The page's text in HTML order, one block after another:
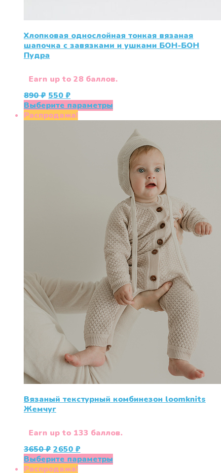
Хлопковая однослойная тонкая вязаная
шапочка с завязками и ушками БОН-БОН
Пудра
Earn up to 28 баллов.
890₽ Первоначальная
цена
составляла
550₽Текущая
цена:
550 ₽.
Выберите параметры
несколько
вариаций.
Опции
можно
выбрать
на
странице
товара.
Распродажа!
Вязаный текстурный комбинезон loomknits
Жемчуг
Earn up to 133 баллов.
3650₽ Первоначальная
цена
составляла
2650₽Текущая
цена:
Выберите параметры
Распродажа!